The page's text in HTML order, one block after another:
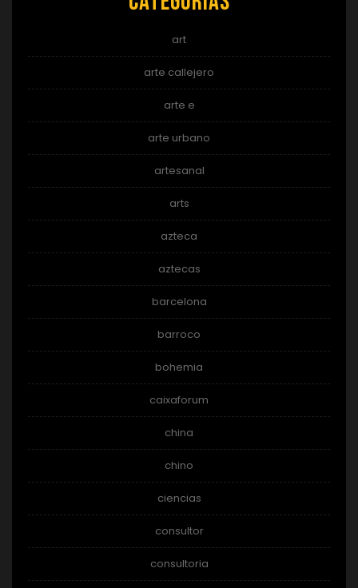
art
arte callejero
arte e
arte urbano
artesanal
arts
azteca
aztecas
barcelona
barroco
bohemia
caixaforum
china
chino
ciencias
consultor
consultoria